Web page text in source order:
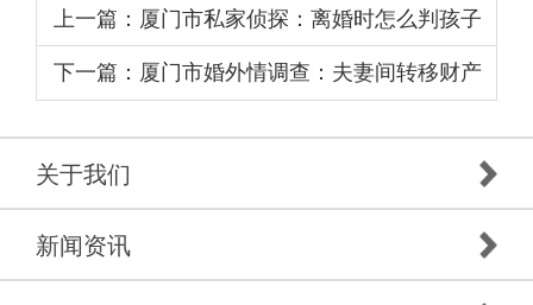
上一篇：厦门市私家侦探：离婚时怎么判孩子
的抚养权
下一篇：厦门市婚外情调查：夫妻间转移财产
关于我们
新闻资讯